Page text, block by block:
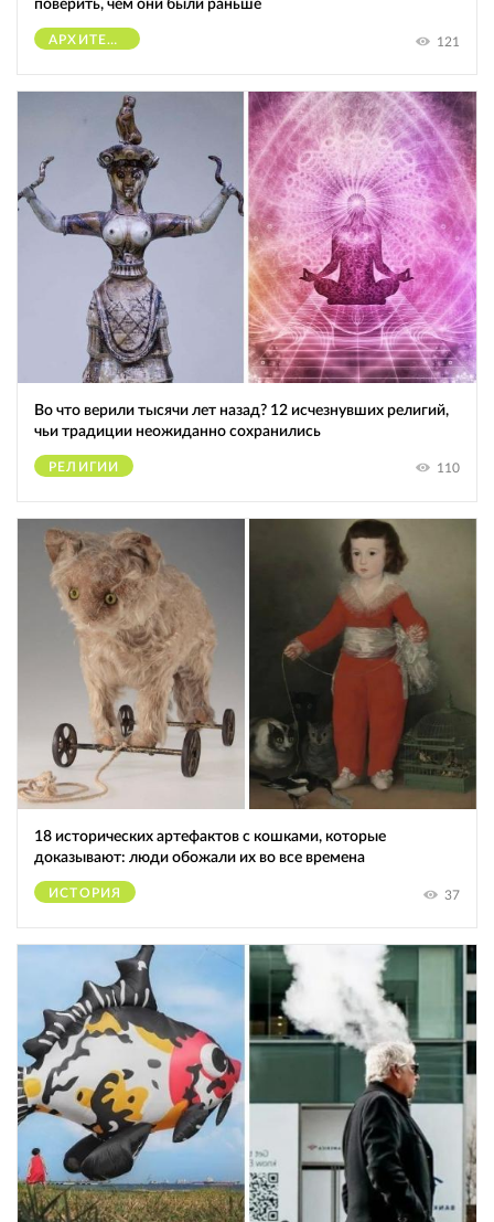
поверить, чем они были раньше
АРХИТЕКТУРА 121
Во что верили тысячи лет назад? 12 исчезнувших религий,
чьи традиции неожиданно сохранились
РЕЛИГИИ 110
18 исторических артефактов с кошками, которые
доказывают: люди обожали их во все времена
ИСТОРИЯ 37